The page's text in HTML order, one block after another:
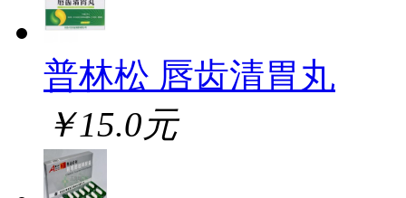
普林松 唇齿清胃丸
￥15.0元